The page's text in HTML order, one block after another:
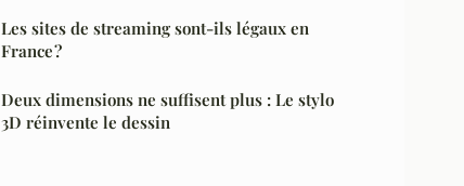
Les sites de streaming sont-ils légaux en
France ?
Deux dimensions ne suffisent plus : Le stylo
3D réinvente le dessin